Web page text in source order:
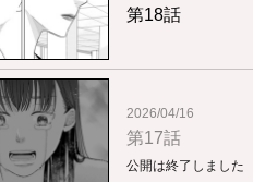
第18話
2026/04/16
第17話
公開は終了しました